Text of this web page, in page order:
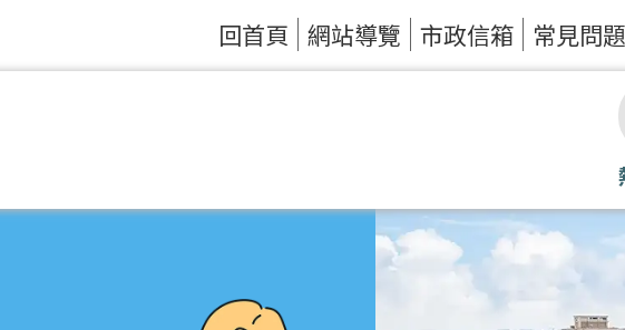
回首頁 網站導覽 市政信箱 常見問題